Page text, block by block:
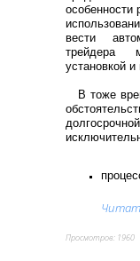
особенности
вести
трейдера
установкой
В тоже
Просмотров: 1960